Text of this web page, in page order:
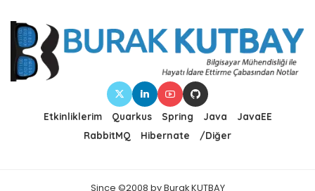
Etkinliklerim Quarkus Spring Java
JavaEE
RabbitMQ
Hibernate /Diğer
Since ©2008 by Burak KUTBAY